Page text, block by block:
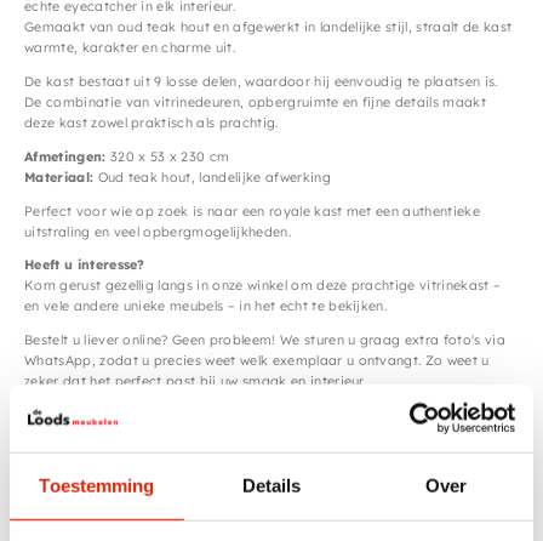
Toestemming Details Over
echte eyecatcher in elk interieur.
Gemaakt van oud teak hout en afgewerkt in landelijke stijl, straalt de kast
warmte, karakter en charme uit.
De kast bestaat uit 9 losse delen, waardoor hij eenvoudig te plaatsen is.
De combinatie van vitrinedeuren, opbergruimte en fijne details maakt
deze kast zowel praktisch als prachtig.
Afmetingen: 320 x 53 x 230 cm
Materiaal: Oud teak hout, landelijke afwerking
Perfect voor wie op zoek is naar een royale kast met een authentieke
uitstraling en veel opbergmogelijkheden.
Heeft u interesse?
Kom gerust gezellig langs in onze winkel om deze prachtige vitrinekast –
en vele andere unieke meubels – in het echt te bekijken.
Bestelt u liever online? Geen probleem! We sturen u graag extra foto's via
WhatsApp, zodat u precies weet welk exemplaar u ontvangt. Zo weet u
zeker dat het perfect past bij uw smaak en interieur.
Specificaties
Houtsoort Teak